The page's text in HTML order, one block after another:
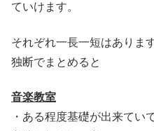
ていけます。
それぞれ一長一短はありま
独断でまとめると
音楽教室
・ある程度基礎が出来てい